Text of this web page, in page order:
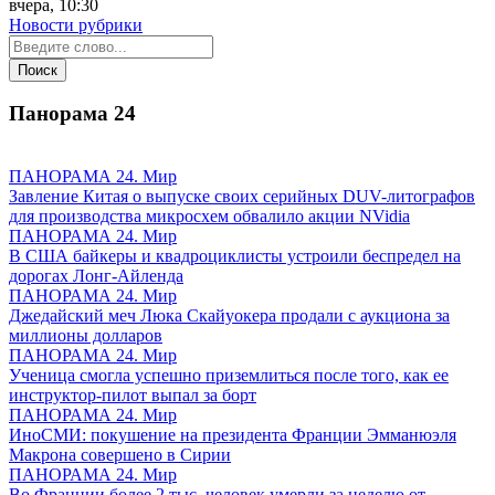
вчера, 10:30
Новости рубрики
Панорама 24
ПАНОРАМА 24. Мир
Завление Китая о выпуске своих серийных DUV-литографов
для производства микросхем обвалило акции NVidia
ПАНОРАМА 24. Мир
В США байкеры и квадроциклисты устроили беспредел на
дорогах Лонг-Айленда
ПАНОРАМА 24. Мир
Джедайский меч Люка Скайуокера продали с аукциона за
миллионы долларов
ПАНОРАМА 24. Мир
Ученица смогла успешно приземлиться после того, как ее
инструктор-пилот выпал за борт
ПАНОРАМА 24. Мир
ИноСМИ: покушение на президента Франции Эмманюэля
Макрона совершено в Сирии
ПАНОРАМА 24. Мир